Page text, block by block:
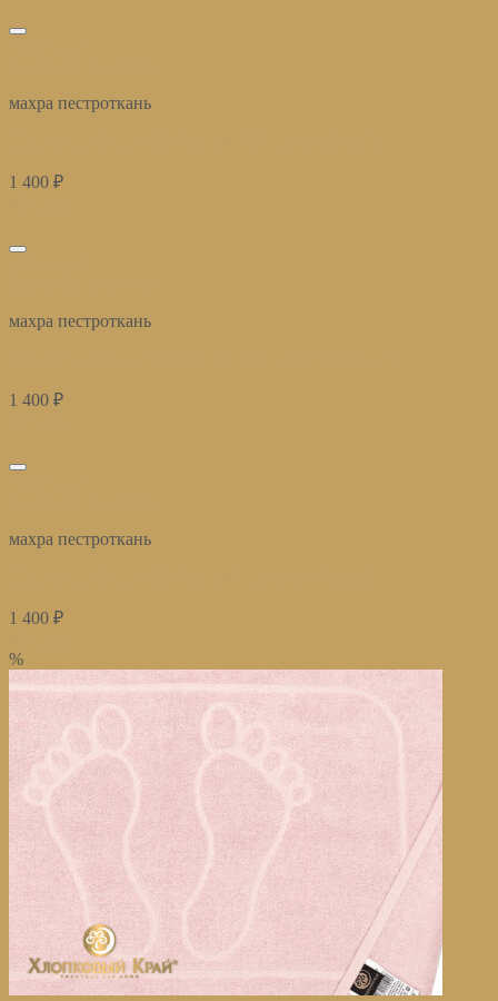
махра пестроткань
1 400 ₽
махра пестроткань
1 400 ₽
махра пестроткань
1 400 ₽
%